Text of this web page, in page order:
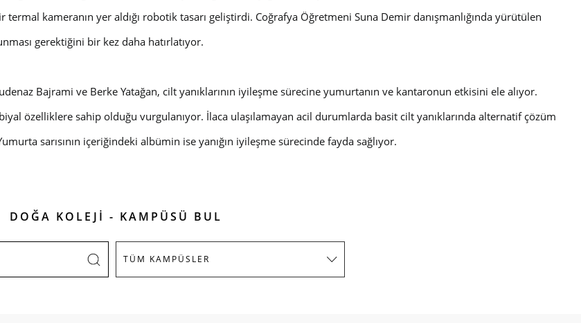
termal kameranın yer aldığı robotik tasarı geliştirdi. Coğrafya Öğretmeni Suna Demir danışmanlığında yürütülen
gerektiğini bir kez daha hatırlatıyor.
Bajrami ve Berke Yatağan, cilt yanıklarının iyileşme sürecine yumurtanın ve kantaronun etkisini ele alıyor.
özelliklere sahip olduğu vurgulanıyor. İlaca ulaşılamayan acil durumlarda basit cilt yanıklarında alternatif çözüm
sarısının içeriğindeki albümin ise yanığın iyileşme sürecinde fayda sağlıyor.
DOĞA KOLEJİ - KAMPÜSÜ BUL